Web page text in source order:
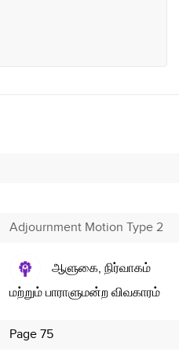
Adjournment Motion Type 2
ஆளுகை, நிர்வாகம்
மற்றும் பாராளுமன்ற விவகாரம்
Page 75